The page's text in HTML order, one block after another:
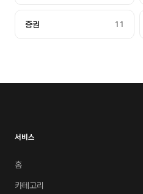
증권 11
서비스
홈
카테고리